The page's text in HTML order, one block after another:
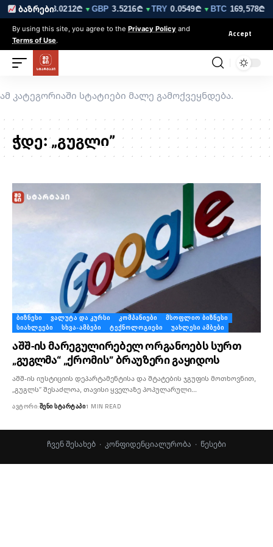
ბაზრები
▼EUR3.0212₾▼GBP3.5216₾▼TRY0.0549₾▼BTC169,578₾·
By using this site, you agree to the Privacy Policy and
Terms of Use.
Accept
ამ კატეგორიაში სტატიები მალე გამოქვეყნდება.
ჭდე:„გუგლი”
ᲑᲘᲖᲜᲔᲡᲘ ᲕᲐᲚᲣᲢᲐ ᲓᲐ ᲙᲣᲠᲡᲘ ᲙᲝᲛᲞᲐᲜᲘᲔᲑᲘ
ᲛᲡᲝᲤᲚᲘᲝ ᲑᲘᲖᲜᲔᲡᲘ
ᲡᲘᲐᲮᲚᲔᲔᲑᲘ
ᲡᲮᲕᲐ-ᲐᲛᲑᲔᲑᲘ ᲢᲔᲥᲜᲝᲚᲝᲒᲘᲔᲑᲘ ᲣᲐᲮᲚᲔᲡᲘ ᲐᲛᲑᲔᲑᲘ
აშშ-ის მარეგულირებელ ორგანოებს სურთ
„გუგლმა“ „ქრომის” ბრაუზერი გაყიდოს
აშშ-ის იუსტიციის დეპარტამენტისა და შტატების ჯგუფის მოთხოვნით,
„გუგლს” შესაძლოა, თავისი ყველაზე პოპულარული…
ᲐᲕᲢᲝᲠᲘ:ᲨᲔᲜᲘ ᲡᲢᲐᲠᲢᲐᲞᲘ1 MIN READ
ჩვენ შესახებ · კონფიდენციალურობა · წესები